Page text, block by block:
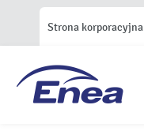
Strona korporacyjna